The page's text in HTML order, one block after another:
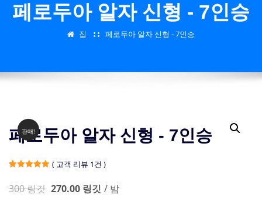
페로두아 알자 신형 - 7인승
집 페로두아 알자 신형 - 7인승
판매!
페로두아 알자 신형 - 7인승
자: )고객 평
( 고객 리뷰 1건 )
300링깃 270.00 링깃 / 밤